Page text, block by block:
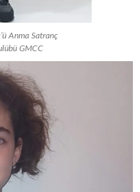
Anma Satranç
GMCC